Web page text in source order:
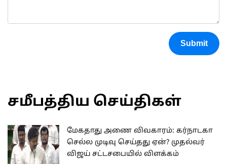
Submit
சமீபத்திய செய்திகள்
மேகதாது அணை விவகாரம்: கர்நாடகா
செல்ல முடிவு செய்தது ஏன்? முதல்வர்
விஜய் சட்டசபையில் விளக்கம்